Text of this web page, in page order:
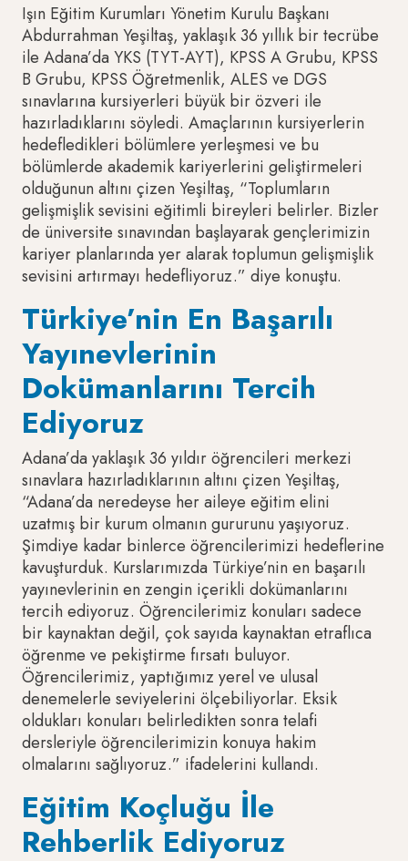
Işın Eğitim Kurumları Yönetim Kurulu Başkanı
Abdurrahman Yeşiltaş, yaklaşık 36 yıllık bir tecrübe
ile Adana’da YKS (TYT-AYT), KPSS A Grubu, KPSS
B Grubu, KPSS Öğretmenlik, ALES ve DGS
sınavlarına kursiyerleri büyük bir özveri ile
hazırladıklarını söyledi. Amaçlarının kursiyerlerin
hedefledikleri bölümlere yerleşmesi ve bu
bölümlerde akademik kariyerlerini geliştirmeleri
olduğunun altını çizen Yeşiltaş, “Toplumların
gelişmişlik sevisini eğitimli bireyleri belirler. Bizler
de üniversite sınavından başlayarak gençlerimizin
kariyer planlarında yer alarak toplumun gelişmişlik
sevisini artırmayı hedefliyoruz.” diye konuştu.
Türkiye’nin En Başarılı
Yayınevlerinin
Dokümanlarını Tercih
Ediyoruz
Adana’da yaklaşık 36 yıldır öğrencileri merkezi
sınavlara hazırladıklarının altını çizen Yeşiltaş,
“Adana’da neredeyse her aileye eğitim elini
uzatmış bir kurum olmanın gururunu yaşıyoruz.
Şimdiye kadar binlerce öğrencilerimizi hedeflerine
kavuşturduk. Kurslarımızda Türkiye’nin en başarılı
yayınevlerinin en zengin içerikli dokümanlarını
tercih ediyoruz. Öğrencilerimiz konuları sadece
bir kaynaktan değil, çok sayıda kaynaktan etraflıca
öğrenme ve pekiştirme fırsatı buluyor.
Öğrencilerimiz, yaptığımız yerel ve ulusal
denemelerle seviyelerini ölçebiliyorlar. Eksik
oldukları konuları belirledikten sonra telafi
dersleriyle öğrencilerimizin konuya hakim
olmalarını sağlıyoruz.” ifadelerini kullandı.
Eğitim Koçluğu İle
Rehberlik Ediyoruz